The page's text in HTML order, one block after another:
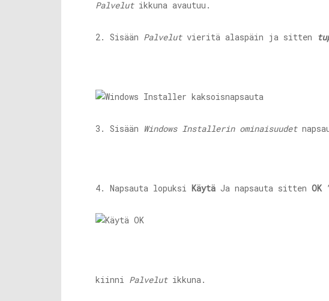
Palvelutikkuna avautuu.
2. Sisään Palvelutvieritä alaspäin ja sitten
3. Sisään Windows Installerin ominaisuudet
4. Napsauta lopuksi Käytä Ja napsauta sitten OK
kiinni Palvelutikkuna.